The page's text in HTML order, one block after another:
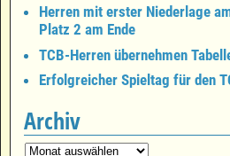
Herren mit erster Niederlage
Platz 2 am Ende
TCB-Herren übernehmen
Erfolgreicher Spieltag für den
Archiv